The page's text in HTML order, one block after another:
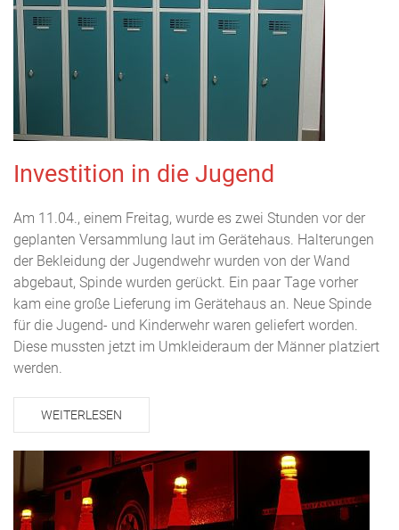
Investition in die Jugend
Am 11.04., einem Freitag, wurde es zwei Stunden vor der
geplanten Versammlung laut im Gerätehaus. Halterungen
der Bekleidung der Jugendwehr wurden von der Wand
abgebaut, Spinde wurden gerückt. Ein paar Tage vorher
kam eine große Lieferung im Gerätehaus an. Neue Spinde
für die Jugend- und Kinderwehr waren geliefert worden.
Diese mussten jetzt im Umkleideraum der Männer platziert
werden.
WEITERLESEN